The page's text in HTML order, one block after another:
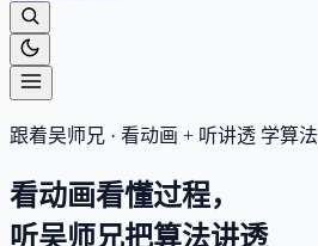
跟着吴师兄 · 看动画 + 听讲透 学算法
看动画看懂过程，
听吴师兄把算法讲透